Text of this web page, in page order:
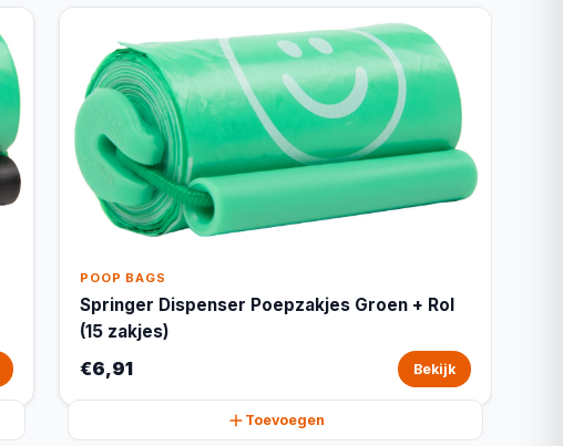
POOP BAGS
Springer Dispenser Poepzakjes Groen + Rol
(15 zakjes)
€6,91 Bekijk
Toevoegen